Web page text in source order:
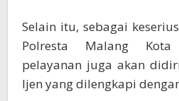
Selain itu, sebagai
Polresta Malang
pelayanan juga akan
Ijen yang dilengkapi